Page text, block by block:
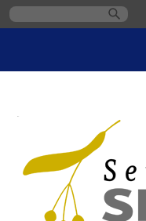
SERBSKI SEJM
JEDNANSKI
PROTOKOLE
DARY